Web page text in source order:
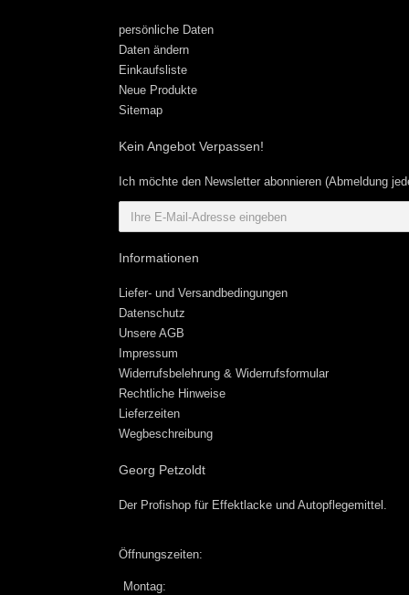
persönliche Daten
Daten ändern
Einkaufsliste
Neue Produkte
Sitemap
Kein Angebot Verpassen!
Ich möchte den Newsletter abonnieren (Abmeldung
Informationen
Liefer- und Versandbedingungen
Datenschutz
Unsere AGB
Impressum
Widerrufsbelehrung & Widerrufsformular
Rechtliche Hinweise
Lieferzeiten
Wegbeschreibung
Georg Petzoldt
Der Profishop für Effektlacke und Autopflegemittel .
Öffnungszeiten:
Montag: